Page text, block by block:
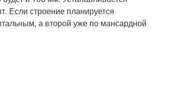
Если строение планируется
а второй уже по мансардной